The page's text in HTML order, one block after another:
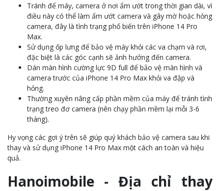
Tránh để máy, camera ở nơi ẩm ướt trong thời gian dài, vì
điều này có thể làm ẩm ướt camera và gây mờ hoặc hỏng
camera, đây là tình trạng phổ biến trên iPhone 14 Pro
Max.
Sử dụng ốp lưng để bảo vệ máy khỏi các va chạm và rơi,
đặc biệt là các góc cạnh sẽ ảnh hưởng đến camera.
Dán màn hình cường lực 9D full để bảo vệ màn hình và
camera trước của iPhone 14 Pro Max khỏi va đập và
hỏng.
Thường xuyên nâng cấp phần mềm của máy để tránh tình
trạng treo đơ camera (nên chạy phần mềm lại mỗi 3-6
tháng).
Hy vọng các gợi ý trên sẽ giúp quý khách bảo vệ camera sau khi
thay và sử dụng iPhone 14 Pro Max một cách an toàn và hiệu
quả.
Hanoimobile - Địa chỉ thay